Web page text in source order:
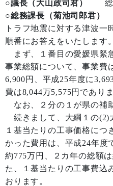
○議長（大山政司君）
総
○総務課長（菊池司郎君）
トラフ地震に対する津波一
順番にお答えをいたします。
まず、１番目の愛媛県緊
事業総額について、事業費
6,900円、平成25年度に
費は8,044万5,575円でありま
なお、２分の１が県の補
続きまして、大綱１の(2)
１基当たりの工事価格につ
かった費用は、平成24年度
約775万円、２カ年の総額
た、１基当たりの工事費込
おります。